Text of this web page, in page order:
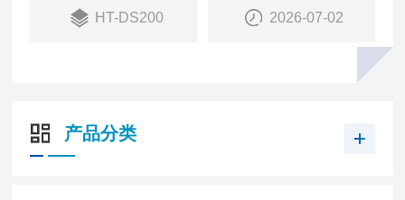
HT-DS200 2026-07-02
产品分类